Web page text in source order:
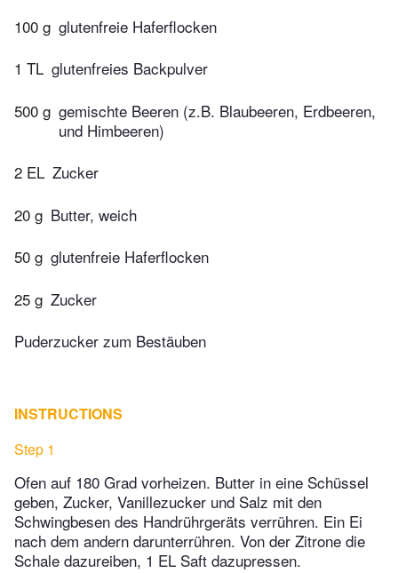
100 g glutenfreie Haferflocken
1 TL glutenfreies Backpulver
500 g gemischte Beeren (z.B. Blaubeeren, Erdbeeren,
und Himbeeren)
2 EL Zucker
20 g Butter, weich
50 g glutenfreie Haferflocken
25 g Zucker
Puderzucker zum Bestäuben
INSTRUCTIONS
Step 1
Ofen auf 180 Grad vorheizen. Butter in eine Schüssel
geben, Zucker, Vanillezucker und Salz mit den
Schwingbesen des Handrührgeräts verrühren. Ein Ei
nach dem andern darunterrühren. Von der Zitrone die
Schale dazureiben, 1 EL Saft dazupressen.